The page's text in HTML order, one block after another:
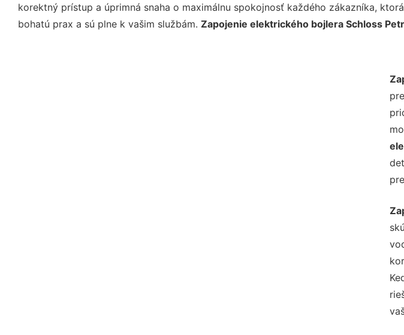
korektný prístup a úprimná snaha o maximálnu spokojnosť každého zákazníka,
bohatú prax a sú plne k vašim službám. Zapojenie elektrického bojlera Schloss